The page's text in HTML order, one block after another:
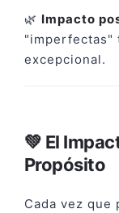
🌿 Impacto
"imperfectas"
excepcional.
💚 El
Propósito
Cada vez que